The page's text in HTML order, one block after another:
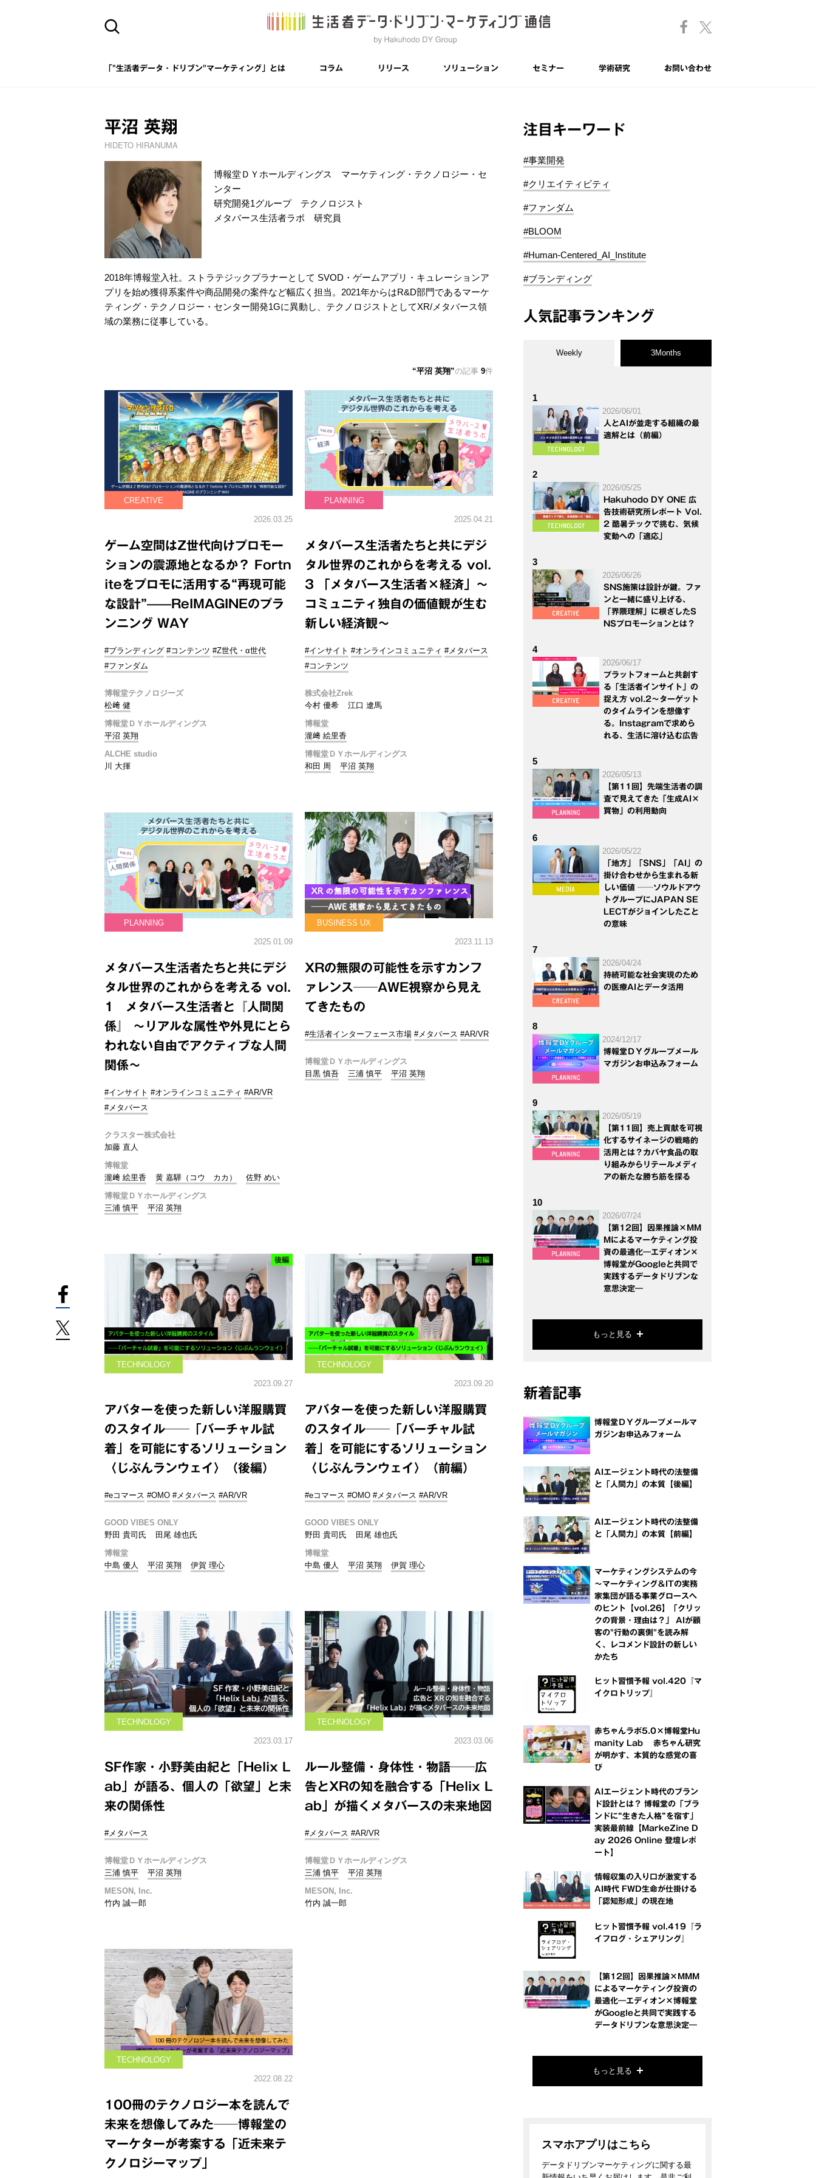
「"生活者データ・ドリブン"マーケティング」とは コラム リリース ソリューション セミナー 学術研究 お問い合わせ
平沼 英翔
HIDETO HIRANUMA
博報堂ＤＹホールディングス マーケティング・テクノロジー・セ
ンター
研究開発1グループ テクノロジスト
メタバース生活者ラボ 研究員
2018年博報堂入社。ストラテジックプラナーとして SVOD・ゲームアプリ・キュレーションア
プリを始め獲得系案件や商品開発の案件など幅広く担当。2021年からはR&D部門であるマーケ
ティング・テクノロジー・センター開発1Gに異動し、テクノロジストとしてXR/メタバース領
域の業務に従事している。
平沼 英翔 の記事 9件
CREATIVE
2026.03.25
ゲーム空間はZ世代向けプロモー
ションの震源地となるか？ Fortn
iteをプロモに活用する“再現可能
な設計”——ReIMAGINEのプラ
ンニング WAY
#ブランディング #コンテンツ #Z世代・α世代
#ファンダム
博報堂テクノロジーズ
松﨑 健
博報堂ＤＹホールディングス
平沼 英翔
ALCHE studio
川 大揮
PLANNING
2025.04.21
メタバース生活者たちと共にデジ
タル世界のこれからを考える vol.
3 「メタバース生活者×経済」～
コミュニティ独自の価値観が生む
新しい経済観～
#インサイト #オンラインコミュニティ #メタバース
#コンテンツ
株式会社Zrek
今村 優希
江口 遼馬
博報堂
瀧﨑 絵里香
博報堂ＤＹホールディングス
和田 周
平沼 英翔
PLANNING
2025.01.09
メタバース生活者たちと共にデジ
タル世界のこれからを考える vol.
1 メタバース生活者と『人間関
係』 ～リアルな属性や外見にとら
われない自由でアクティブな人間
関係～
#インサイト #オンラインコミュニティ #AR/VR
#メタバース
クラスター株式会社
加藤 直人
博報堂
瀧﨑 絵里香
黄 嘉驊（コウ カカ）
佐野 めい
博報堂ＤＹホールディングス
三浦 慎平
平沼 英翔
BUSINESS UX
2023.11.13
XRの無限の可能性を示すカンフ
ァレンス──AWE視察から見え
てきたもの
#生活者インターフェース市場 #メタバース #AR/VR
博報堂ＤＹホールディングス
目黒 慎吾
三浦 慎平 平沼 英翔
TECHNOLOGY
2023.09.27
アバターを使った新しい洋服購買
のスタイル──「バーチャル試
着」を可能にするソリューション
〈じぶんランウェイ〉（後編）
#eコマース #OMO #メタバース #AR/VR
GOOD VIBES ONLY
野田 貴司氏
田尾 雄也氏
博報堂
中島 優人
平沼 英翔 伊賀 理心
TECHNOLOGY
2023.09.20
アバターを使った新しい洋服購買
のスタイル──「バーチャル試
着」を可能にするソリューション
〈じぶんランウェイ〉（前編）
#eコマース #OMO #メタバース #AR/VR
GOOD VIBES ONLY
野田 貴司氏
田尾 雄也氏
博報堂
中島 優人
平沼 英翔 伊賀 理心
TECHNOLOGY
2023.03.17
SF作家・小野美由紀と「Helix L
ab」が語る、個人の「欲望」と未
来の関係性
#メタバース
博報堂ＤＹホールディングス
三浦 慎平
平沼 英翔
MESON, Inc.
竹内 誠一郎
TECHNOLOGY
2023.03.06
ルール整備・身体性・物語──広
告とXRの知を融合する「Helix L
ab」が描くメタバースの未来地図
#メタバース #AR/VR
博報堂ＤＹホールディングス
三浦 慎平
平沼 英翔
MESON, Inc.
竹内 誠一郎
TECHNOLOGY
2022.08.22
100冊のテクノロジー本を読んで
未来を想像してみた──博報堂の
マーケターが考案する「近未来テ
クノロジーマップ」
注目キーワード
#事業開発
#クリエイティビティ
#ファンダム
#BLOOM
#Human-Centered_AI_Institute
#ブランディング
人気記事ランキング
Weekly 3Months
1
2026/06/01
人とAIが並走する組織の最
適解とは（前編）
2
2026/05/25
Hakuhodo DY ONE 広
告技術研究所レポート Vol.
2 酷暑テックで挑む、気候
変動への「適応」
3
2026/06/26
SNS施策は設計が鍵。ファ
ンと一緒に盛り上げる、
「界隈理解」に根ざしたS
NSプロモーションとは？
4
2026/06/17
プラットフォームと共創す
る「生活者インサイト」の
捉え方 vol.2～ターゲット
のタイムラインを想像す
る。Instagramで求めら
れる、生活に溶け込む広告
5
2026/05/13
【第11回】先端生活者の調
査で見えてきた「生成AI×
買物」の利用動向
6
2026/05/22
「地方」「SNS」「AI」の
掛け合わせから生まれる新
しい価値 ──ソウルドアウ
トグループにJAPAN SE
LECTがジョインしたこと
の意味
7
2026/04/24
持続可能な社会実現のため
の医療AIとデータ活用
8
2024/12/17
博報堂ＤＹグループメール
マガジンお申込みフォーム
9
2026/05/19
【第11回】売上貢献を可視
化するサイネージの戦略的
活用とは？カバヤ食品の取
り組みからリテールメディ
アの新たな勝ち筋を探る
10
2026/07/24
【第12回】因果推論×MM
Mによるマーケティング投
資の最適化―エディオン×
博報堂がGoogleと共同で
実践するデータドリブンな
意思決定―
もっと見る
新着記事
博報堂ＤＹグループメールマ
ガジンお申込みフォーム
AIエージェント時代の法整備
と「人間力」の本質【後編】
AIエージェント時代の法整備
と「人間力」の本質【前編】
マーケティングシステムの今
～マーケティング＆ITの実務
家集団が語る事業グロースへ
のヒント【vol.26】「クリッ
クの背景・理由は？」 AIが顧
客の"行動の裏側"を読み解
く、レコメンド設計の新しい
かたち
ヒット習慣予報 vol.420『マ
イクロトリップ』
赤ちゃんラボ5.0×博報堂Hu
manity Lab 赤ちゃん研究
が明かす、本質的な感覚の喜
び
AIエージェント時代のブラン
ド設計とは？ 博報堂の「ブラ
ンドに“生きた人格”を宿す」
実装最前線【MarkeZine D
ay 2026 Online 登壇レポ
ート】
情報収集の入り口が激変する
AI時代 FWD生命が仕掛ける
「認知形成」の現在地
ヒット習慣予報 vol.419『ラ
イフログ・シェアリング』
【第12回】因果推論×MMM
によるマーケティング投資の
最適化―エディオン×博報堂
がGoogleと共同で実践する
データドリブンな意思決定―
もっと見る
スマホアプリはこちら
データドリブンマーケティングに関する最